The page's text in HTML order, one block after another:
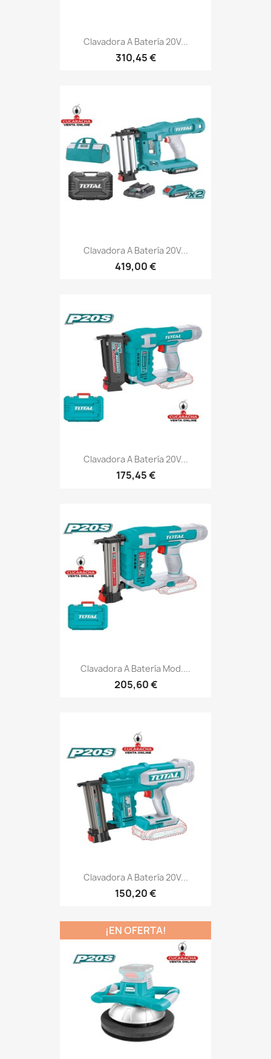
Clavadora A Batería 20V...
310,45 €
Clavadora A Batería 20V...
419,00 €
Clavadora A Batería 20V...
175,45 €
Clavadora A Batería Mod....
205,60 €
Clavadora A Batería 20V...
150,20 €
¡EN OFERTA!